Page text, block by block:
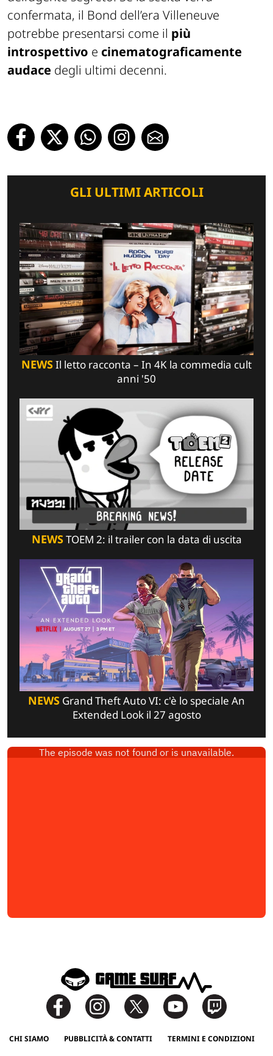
confermata, il Bond dell’era Villeneuve
potrebbe presentarsi come il più
introspettivo e cinematograficamente
audace degli ultimi decenni.
GLI ULTIMI ARTICOLI
NEWSIl letto racconta – In 4K la commedia cult
anni '50
NEWSTOEM 2: il trailer con la data di uscita
NEWS Grand Theft Auto VI: c'è lo speciale An
Extended Look il 27 agosto
CHI SIAMO PUBBLICITÀ & CONTATTI TERMINI E CONDIZIONI